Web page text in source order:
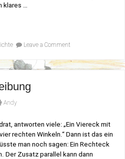
klares …
Leave a Comment
„Looking
for
Andy
antworten viele: „Ein Viereck mit
rechten Winkeln.“ Dann ist das ein
man noch sagen: Ein Rechteck
Der Zusatz parallel kann dann